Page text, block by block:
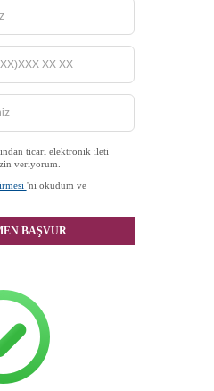
ticari elektronik ileti
veriyorum.
'ni okudum ve
BAŞVUR